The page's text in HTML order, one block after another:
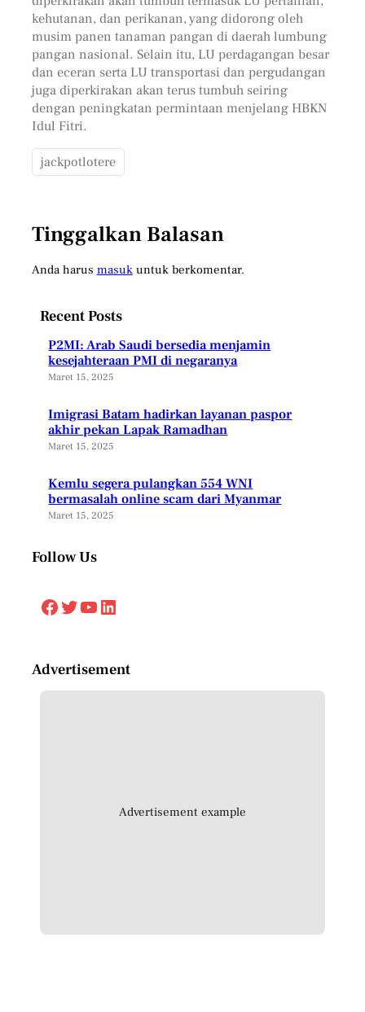
kehutanan, dan perikanan, yang didorong oleh
musim panen tanaman pangan di daerah lumbung
pangan nasional. Selain itu, LU perdagangan besar
dan eceran serta LU transportasi dan pergudangan
juga diperkirakan akan terus tumbuh seiring
dengan peningkatan permintaan menjelang HBKN
Idul Fitri.
jackpotlotere
Tinggalkan Balasan
Anda harus masukuntuk berkomentar.
Recent Posts
P2MI: Arab Saudi bersedia menjamin
kesejahteraan PMI di negaranya
Maret 15, 2025
Imigrasi Batam hadirkan layanan paspor
akhir pekan Lapak Ramadhan
Maret 15, 2025
Kemlu segera pulangkan 554 WNI
bermasalah online scam dari Myanmar
Maret 15, 2025
Follow Us
Facebook Twitter YouTube LinkedIn
Advertisement
Advertisement example